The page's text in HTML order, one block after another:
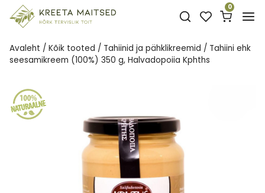
Skip
0
Avaleht / Kõik tooted / Tahiinid ja pähklikreemid / Tahiini ehk
seesamikreem (100%) 350 g, Halvadopoiia Kphths